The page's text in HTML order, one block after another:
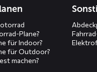
Plane?
für Indoor?
für Outdoor?
machen?